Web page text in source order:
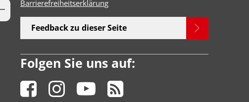
Barrierefreiheitserklärung
Feedback zu dieser Seite
Folgen Sie uns auf: